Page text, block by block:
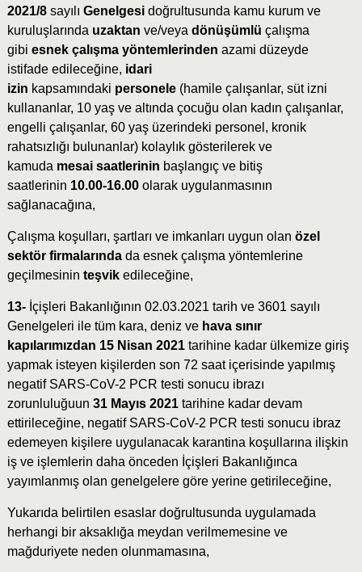
2021/8 sayılı Genelgesi doğrultusunda kamu kurum ve
kuruluşlarında uzaktan ve/veya dönüşümlü çalışma
gibi esnek çalışma yöntemlerinden azami düzeyde
istifade edileceğine, idari
izin kapsamındaki personele (hamile çalışanlar, süt izni
kullananlar, 10 yaş ve altında çocuğu olan kadın çalışanlar,
engelli çalışanlar, 60 yaş üzerindeki personel, kronik
rahatsızlığı bulunanlar) kolaylık gösterilerek ve
kamuda mesai saatlerinin başlangıç ve bitiş
saatlerinin 10.00-16.00 olarak uygulanmasının
sağlanacağına,
Çalışma koşulları, şartları ve imkanları uygun olan özel
sektör firmalarında da esnek çalışma yöntemlerine
geçilmesinin teşvik edileceğine,
13- İçişleri Bakanlığının 02.03.2021 tarih ve 3601 sayılı
Genelgeleri ile tüm kara, deniz ve hava sınır
kapılarımızdan 15 Nisan 2021 tarihine kadar ülkemize giriş
yapmak isteyen kişilerden son 72 saat içerisinde yapılmış
negatif SARS-CoV-2 PCR testi sonucu ibrazı
zorunluluğuun 31 Mayıs 2021 tarihine kadar devam
ettirileceğine, negatif SARS-CoV-2 PCR testi sonucu ibraz
edemeyen kişilere uygulanacak karantina koşullarına ilişkin
iş ve işlemlerin daha önceden İçişleri Bakanlığınca
yayımlanmış olan genelgelere göre yerine getirileceğine,
Yukarıda belirtilen esaslar doğrultusunda uygulamada
herhangi bir aksaklığa meydan verilmemesine ve
mağduriyete neden olunmamasına,